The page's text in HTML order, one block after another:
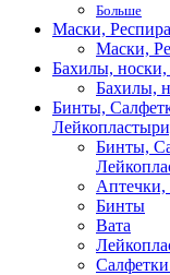
Больше
Маски,
Маски,
Бахилы, носки,
Бахилы,
Бинты,
Бинты,
Аптечки,
Бинты
Вата